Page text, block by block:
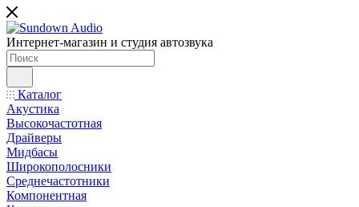
Интернет-магазин и студия автозвука
Каталог
Акустика
Высокочастотная
Драйверы
Мидбасы
Широкополосники
Среднечастотники
Компонентная